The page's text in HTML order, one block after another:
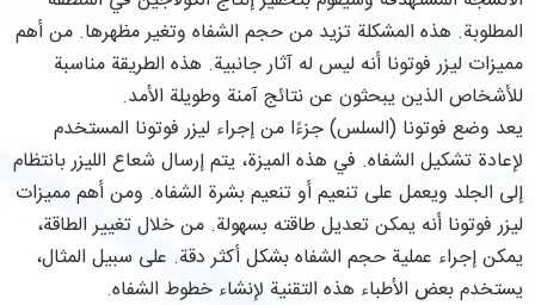
المطلوبة. هذه المشكلة تزيد من حجم الشفاه وتغير مظهرها. من أهم
مميزات ليزر فوتونا أنه ليس له آثار جانبية. هذه الطريقة مناسبة
للأشخاص الذين يبحثون عن نتائج آمنة وطويلة الأمد.
يعد وضع فوتونا (السلس) جزءًا من إجراء ليزر فوتونا المستخدم
لإعادة تشكيل الشفاه. في هذه الميزة، يتم إرسال شعاع الليزر بانتظام
إلى الجلد ويعمل على تنعيم أو تنعيم بشرة الشفاه. ومن أهم مميزات
ليزر فوتونا أنه يمكن تعديل طاقته بسهولة. من خلال تغيير الطاقة،
يمكن إجراء عملية حجم الشفاه بشكل أكثر دقة. على سبيل المثال،
يستخدم بعض الأطباء هذه التقنية لإنشاء خطوط الشفاه.